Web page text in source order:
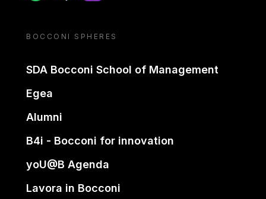
BOCCONI SPHERES
SDA Bocconi School of Management
Egea
Alumni
B4i - Bocconi for innovation
yoU@B Agenda
Lavora in Bocconi